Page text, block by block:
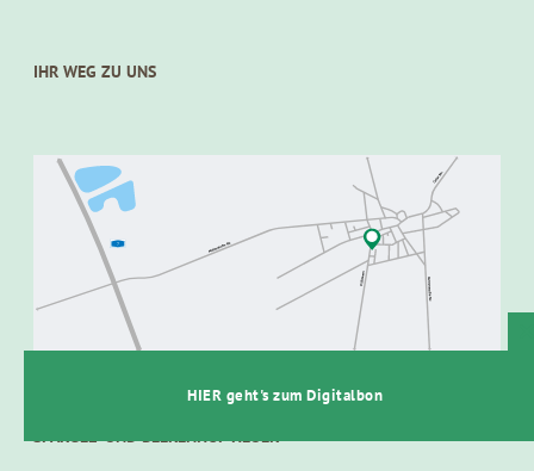
IHR WEG ZU UNS
SPARGEL- UND BEERENHOF HEUER
HIER geht's zum Digitalbon